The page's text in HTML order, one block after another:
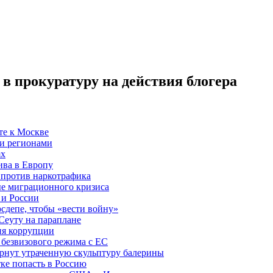
прокуратуру на действия блогера
к Москве
регионами
в Европу
наркотрафика
миграционного кризиса
России
чтобы «вести войну»
на параплане
коррупции
режима с ЕС
утраченную скульптуру балерины
попасть в Россию